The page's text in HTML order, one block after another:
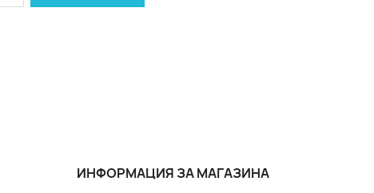
ИНФОРМАЦИЯ ЗА МАГАЗИНА